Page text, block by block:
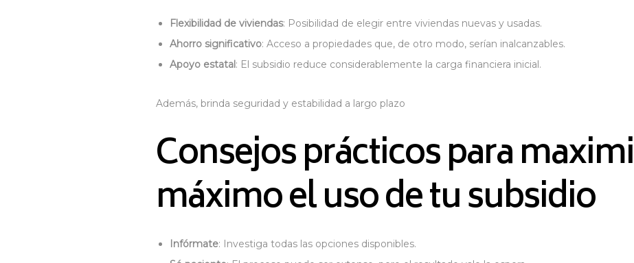
Flexibilidad de viviendas: Posibilidad de elegir entre viviendas nuevas y usadas.
Ahorro significativo: Acceso a propiedades que, de otro modo, serían inalcanzables.
Apoyo estatal: El subsidio reduce considerablemente la carga financiera inicial.
Además, brinda seguridad y estabilidad a largo plazo​
Consejos prácticos para
máximo el uso de tu subsidio
Infórmate: Investiga todas las opciones disponibles.